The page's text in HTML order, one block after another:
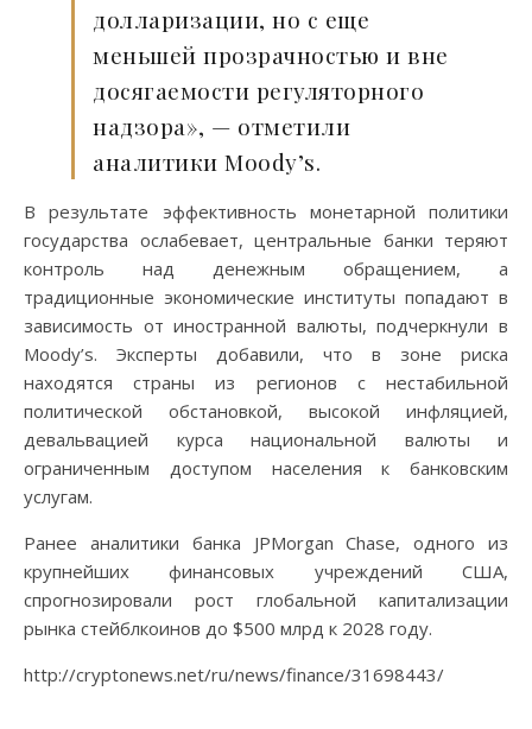
долларизации, но с еще
меньшей прозрачностью и вне
досягаемости регуляторного
надзора», — отметили
аналитики Moody’s.
В результате эффективность монетарной политики
государства ослабевает, центральные банки теряют
контроль над денежным обращением, а
традиционные экономические институты попадают в
зависимость от иностранной валюты, подчеркнули в
Moody’s. Эксперты добавили, что в зоне риска
находятся страны из регионов с нестабильной
политической обстановкой, высокой инфляцией,
девальвацией курса национальной валюты и
ограниченным доступом населения к банковским
услугам.
Ранее аналитики банка JPMorgan Chase, одного из
крупнейших финансовых учреждений США,
спрогнозировали рост глобальной капитализации
рынка стейблкоинов до $500 млрд к 2028 году.
http://cryptonews.net/ru/news/finance/31698443/